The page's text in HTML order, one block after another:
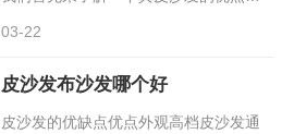
耐磨，能够承受长时间的使用。易于清
03-22
皮沙发布沙发哪个好
皮沙发的优缺点优点外观高档皮沙发通